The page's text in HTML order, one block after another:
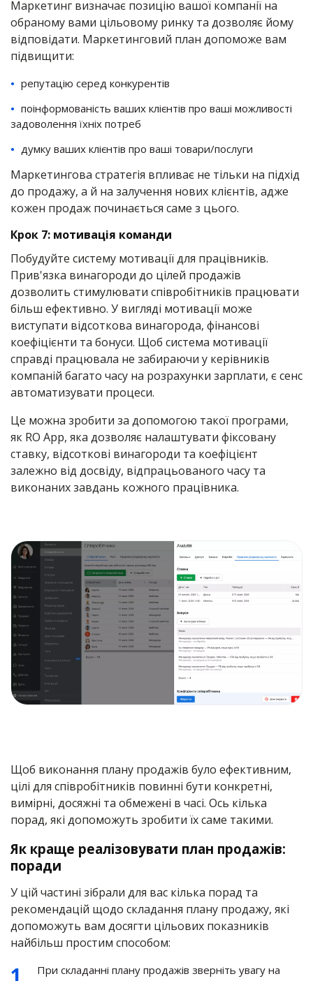
Маркетинг визначає позицію вашої компанії на
обраному вами цільовому ринку та дозволяє йому
відповідати. Маркетинговий план допоможе вам
підвищити:
репутацію серед конкурентів
поінформованість ваших клієнтів про ваші можливості
задоволення їхніх потреб
думку ваших клієнтів про ваші товари/послуги
Маркетингова стратегія впливає не тільки на підхід
до продажу, а й на залучення нових клієнтів, адже
кожен продаж починається саме з цього.
Крок 7: мотивація команди
Побудуйте систему мотивації для працівників.
Прив'язка винагороди до цілей продажів
дозволить стимулювати співробітників працювати
більш ефективно. У вигляді мотивації може
виступати відсоткова винагорода, фінансові
коефіцієнти та бонуси. Щоб система мотивації
справді працювала не забираючи у керівників
компаній багато часу на розрахунки зарплати, є сенс
автоматизувати процеси.
Це можна зробити за допомогою такої програми,
як RO App, яка дозволяє налаштувати фіксовану
ставку, відсоткові винагороди та коефіцієнт
залежно від досвіду, відпрацьованого часу та
виконаних завдань кожного працівника.
Щоб виконання плану продажів було ефективним,
цілі для співробітників повинні бути конкретні,
вимірні, досяжні та обмежені в часі. Ось кілька
порад, які допоможуть зробити їх саме такими.
Як краще реалізовувати план продажів:
поради
У цій частині зібрали для вас кілька порад та
рекомендацій щодо складання плану продажу, які
допоможуть вам досягти цільових показників
найбільш простим способом:
При складанні плану продажів зверніть увагу на